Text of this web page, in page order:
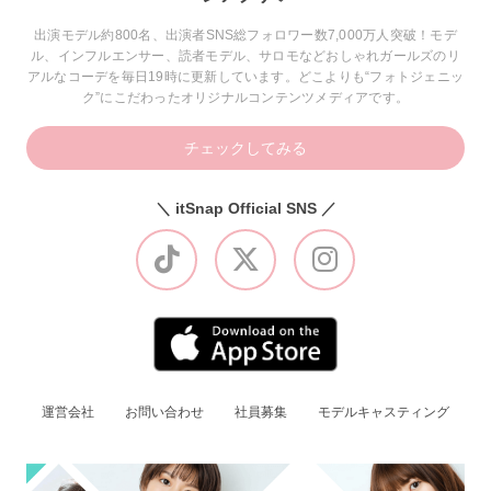
出演モデル約800名、出演者SNS総フォロワー数7,000万人突破！モデ
ル、インフルエンサー、読者モデル、サロモなどおしゃれガールズのリ
アルなコーデを毎日19時に更新しています。どこよりも“フォトジェニッ
ク”にこだわったオリジナルコンテンツメディアです。
チェックしてみる
＼ itSnap Official SNS ／
運営会社 お問い合わせ 社員募集 モデルキャスティング